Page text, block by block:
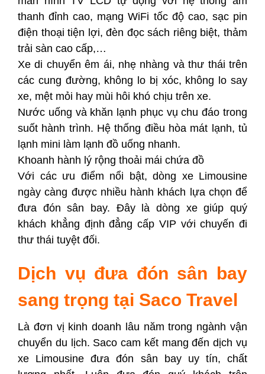
thanh đỉnh cao, mạng WiFi tốc độ cao, sạc pin
điện thoại tiện lợi, đèn đọc sách riêng biệt, thảm
trải sàn cao cấp,…
Xe di chuyển êm ái, nhẹ nhàng và thư thái trên
các cung đường, không lo bị xóc, không lo say
xe, mệt mỏi hay mùi hôi khó chịu trên xe.
Nước uống và khăn lạnh phục vụ chu đáo trong
suốt hành trình. Hệ thống điều hòa mát lạnh, tủ
lạnh mini làm lạnh đồ uống nhanh.
Khoanh hành lý rộng thoải mái chứa đồ
Với các ưu điểm nổi bật, dòng xe Limousine
ngày càng được nhiều hành khách lựa chọn để
đưa đón sân bay. Đây là dòng xe giúp quý
khách khẳng định đẳng cấp VIP với chuyến đi
thư thái tuyệt đối.
Dịch vụ đưa đón sân bay
sang trọng tại Saco Travel
Là đơn vị kinh doanh lâu năm trong ngành vận
chuyển du lịch. Saco cam kết mang đến dịch vụ
xe Limousine đưa đón sân bay uy tín, chất